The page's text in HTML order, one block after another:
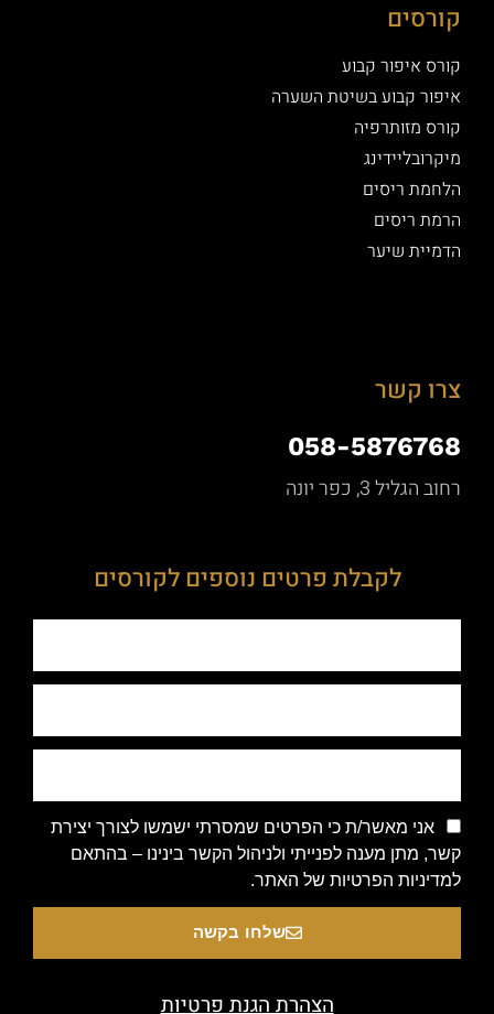
קורסים
קורס איפור קבוע
איפור קבוע בשיטת השערה
קורס מזותרפיה
מיקרובליידינג
הלחמת ריסים
הרמת ריסים
הדמיית שיער
צרו קשר
058-5876768
רחוב הגליל 3, כפר יונה
לקבלת פרטים נוספים לקורסים
אני מאשר/ת כי הפרטים שמסרתי ישמשו לצורך יצירת
קשר, מתן מענה לפנייתי ולניהול הקשר בינינו – בהתאם
למדיניות הפרטיות של האתר.
שלחו בקשה
הצהרת הגנת פרטיות